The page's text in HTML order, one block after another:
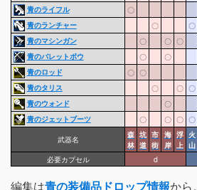
武器名
森
林
坑
道
市
街
海
岸
浮
上
火
山
必要カプセル
d
青のライフル
〇
青のランチャー
〇 〇
青のマシンガン
〇 〇 〇
青のバレットボウ
〇 〇
青のロッド
〇 〇
青のタリス
〇 〇 〇
青のウォンド
〇
青のジェットブーツ
〇 〇 〇 〇
編集は青の装備品ドロップ情報から。